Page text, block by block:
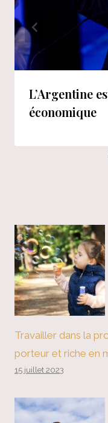
L’Argentine
économique
Travailler dans la
porteur et riche en
15 juillet 2023